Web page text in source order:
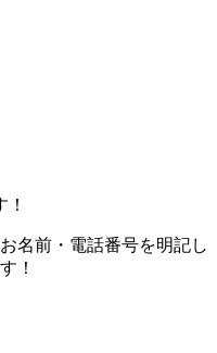
名前・電話番号を明記し
！